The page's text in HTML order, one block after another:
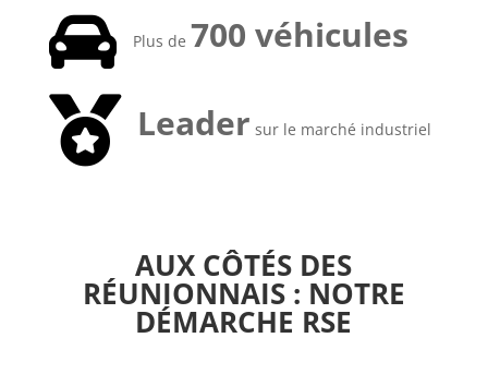
 Plus de 700 véhicules
 Leader sur le marché industriel
AUX CÔTÉS DES
RÉUNIONNAIS : NOTRE
DÉMARCHE RSE